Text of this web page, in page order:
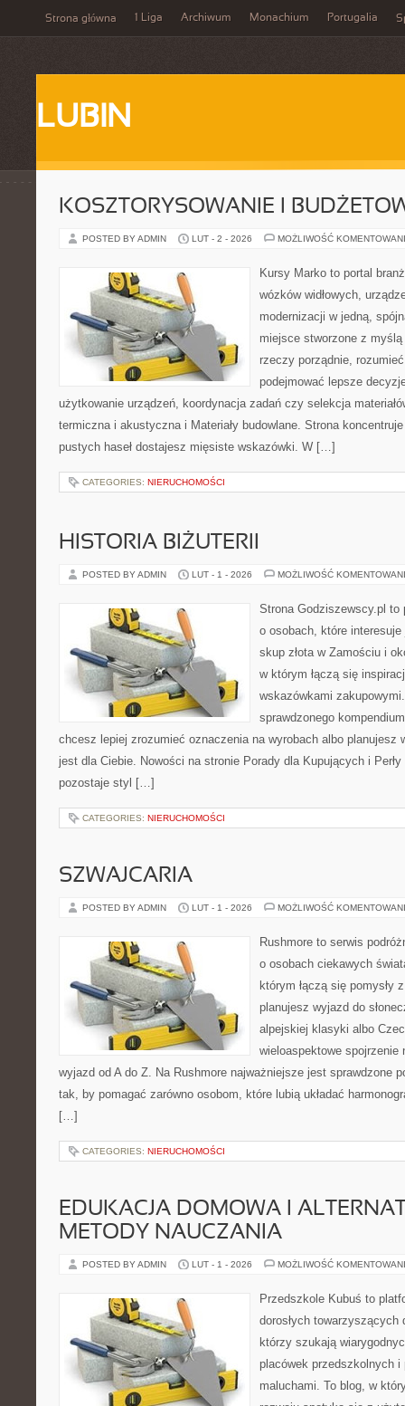
Strona główna 1 Liga Archiwum Monachium Portugalia
LUBIN
KOSZTORYSOWANIE I
POSTED BY ADMIN LUT - 2 - 2026 MOŻLIWOŚĆ
Kursy Marko to portal
wózków widłowych,
modernizacji w jedną,
miejsce stworzone z
rzeczy porządnie,
podejmować lepsze
użytkowanie urządzeń, koordynacja zadań czy selekcja
termiczna i akustyczna i Materiały budowlane. Strona
pustych haseł dostajesz mięsiste wskazówki. W […]
CATEGORIES: NIERUCHOMOŚCI
HISTORIA BIŻUTERII
POSTED BY ADMIN LUT - 1 - 2026 MOŻLIWOŚĆ
Strona Godziszewscy.pl to
o osobach, które
skup złota w Zamościu i
w którym łączą się
wskazówkami
sprawdzonego
chcesz lepiej zrozumieć oznaczenia na wyrobach albo planujesz
jest dla Ciebie. Nowości na stronie Porady dla Kupujących i
pozostaje styl […]
CATEGORIES: NIERUCHOMOŚCI
SZWAJCARIA
POSTED BY ADMIN LUT - 1 - 2026 MOŻLIWOŚĆ
Rushmore to serwis
o osobach ciekawych
którym łączą się pomysły
planujesz wyjazd do
alpejskiej klasyki albo
wieloaspektowe spojrzenie
wyjazd od A do Z. Na Rushmore najważniejsze jest sprawdzone
tak, by pomagać zarówno osobom, które lubią układać
[…]
CATEGORIES: NIERUCHOMOŚCI
EDUKACJA DOMOWA I
METODY NAUCZANIA
POSTED BY ADMIN LUT - 1 - 2026 MOŻLIWOŚĆ
Przedszkole Kubuś to
dorosłych
którzy szukają
placówek przedszkolnych i
maluchami. To blog, w